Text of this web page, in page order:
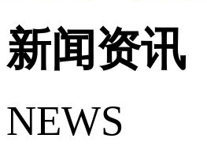
新闻资讯
NEWS